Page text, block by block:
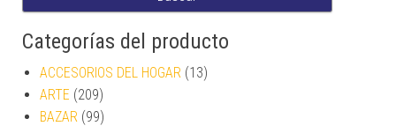
Categorías del producto
ACCESORIOS DEL HOGAR (13)
ARTE (209)
BAZAR (99)